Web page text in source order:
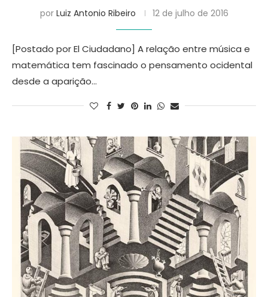
por Luiz Antonio Ribeiro 12 de julho de 2016
[Postado por El Ciudadano] A relação entre música e
matemática tem fascinado o pensamento ocidental
desde a aparição…